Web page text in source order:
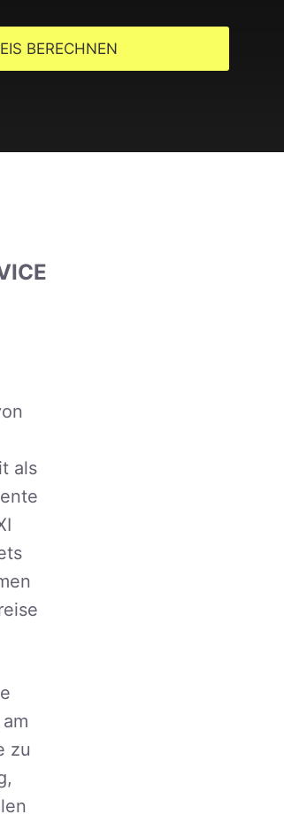
BERECHNEN
als
zu